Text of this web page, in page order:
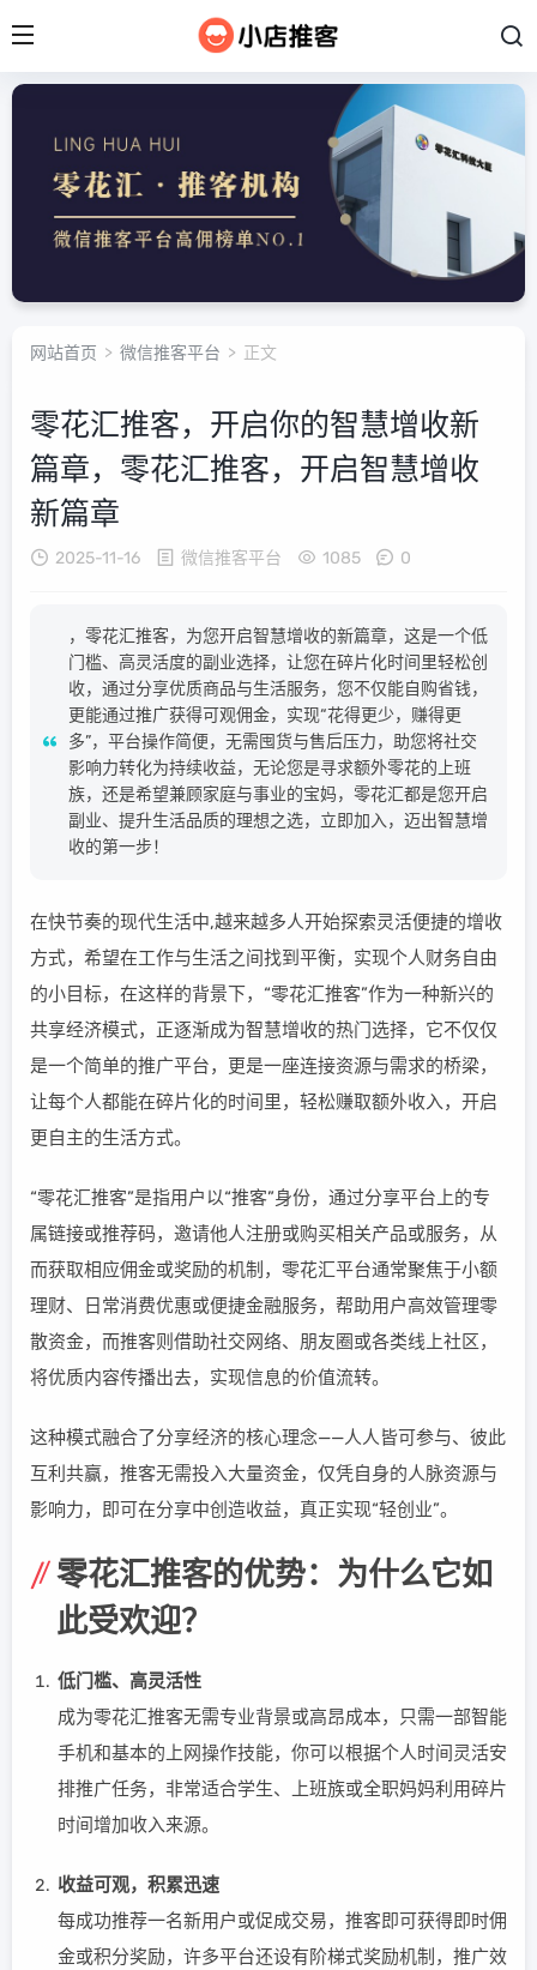
网站首页 > 微信推客平台 > 正文
零花汇推客，开启你的智慧增收新
篇章，零花汇推客，开启智慧增收
新篇章
2025-11-16 微信推客平台 1085 0
，零花汇推客，为您开启智慧增收的新篇章，这是一个低
门槛、高灵活度的副业选择，让您在碎片化时间里轻松创
收，通过分享优质商品与生活服务，您不仅能自购省钱，
更能通过推广获得可观佣金，实现“花得更少，赚得更
多”，平台操作简便，无需囤货与售后压力，助您将社交
影响力转化为持续收益，无论您是寻求额外零花的上班
族，还是希望兼顾家庭与事业的宝妈，零花汇都是您开启
副业、提升生活品质的理想之选，立即加入，迈出智慧增
收的第一步！
在快节奏的现代生活中,越来越多人开始探索灵活便捷的增收
方式，希望在工作与生活之间找到平衡，实现个人财务自由
的小目标，在这样的背景下，“零花汇推客”作为一种新兴的
共享经济模式，正逐渐成为智慧增收的热门选择，它不仅仅
是一个简单的推广平台，更是一座连接资源与需求的桥梁，
让每个人都能在碎片化的时间里，轻松赚取额外收入，开启
更自主的生活方式。
“零花汇推客”是指用户以“推客”身份，通过分享平台上的专
属链接或推荐码，邀请他人注册或购买相关产品或服务，从
而获取相应佣金或奖励的机制，零花汇平台通常聚焦于小额
理财、日常消费优惠或便捷金融服务，帮助用户高效管理零
散资金，而推客则借助社交网络、朋友圈或各类线上社区，
将优质内容传播出去，实现信息的价值流转。
这种模式融合了分享经济的核心理念——人人皆可参与、彼此
互利共赢，推客无需投入大量资金，仅凭自身的人脉资源与
影响力，即可在分享中创造收益，真正实现“轻创业”。
零花汇推客的优势：为什么它如
此受欢迎？
低门槛、高灵活性
成为零花汇推客无需专业背景或高昂成本，只需一部智能
手机和基本的上网操作技能，你可以根据个人时间灵活安
排推广任务，非常适合学生、上班族或全职妈妈利用碎片
时间增加收入来源。
收益可观，积累迅速
每成功推荐一名新用户或促成交易，推客即可获得即时佣
金或积分奖励，许多平台还设有阶梯式奖励机制，推广效